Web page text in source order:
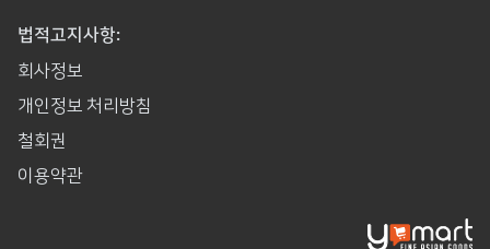
법적고지사항:
회사정보
개인정보 처리방침
철회권
이용약관